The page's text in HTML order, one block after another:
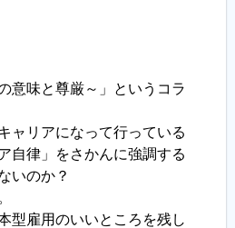
意味と尊厳～」というコラ
ャリアになって行っている
自律」をさかんに強調する
いのか？
型雇用のいいところを残し